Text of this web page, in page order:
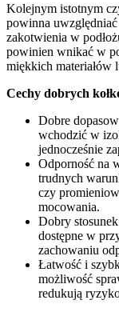
Kolejnym istotnym
powinna
zakotwienia w
powinien wnikać w
miękkich materiałów
Cechy dobrych
Dobre
wchodzić w
jednocześnie
Odporność na
trudnych
czy
mocowania.
Dobry
dostępne w
zachowaniu
Łatwość i
możliwość
redukują